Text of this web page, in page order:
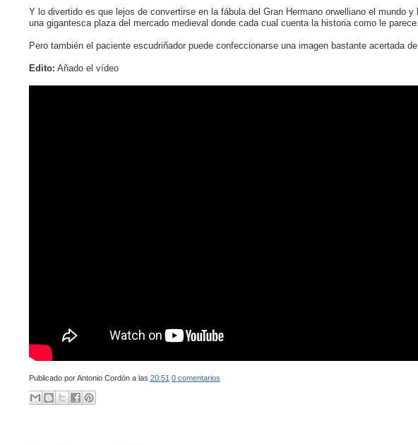
Y lo divertido es que lejos de convertirse en la fábula del Gran Hermano orwelliano el mundo
una gigantesca plaza del mercado medieval donde cada cual cuenta la historia como le
Pero también el paciente escudriñador puede confeccionarse una imagen bastante acertada de
Edito: Añado el vídeo
Publicado porAntonio Cordón a las 20:51 0 comentarios